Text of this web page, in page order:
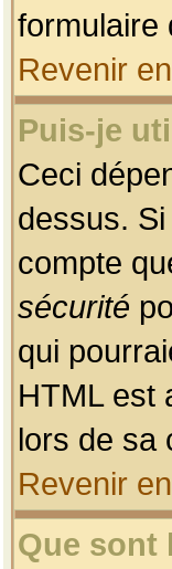
formulaire
Revenir
Puis-je
Ceci
dessus.
compte
sécurité
qui
HTML est
lors de sa
Revenir
Que sont